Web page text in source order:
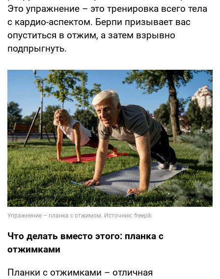
Это упражнение – это тренировка всего тела
с кардио-аспектом. Берпи призывает вас
опуститься в отжим, а затем взрывно
подпрыгнуть.
Что делать вместо этого: планка с
отжимками
Планки с отжимками – отличная